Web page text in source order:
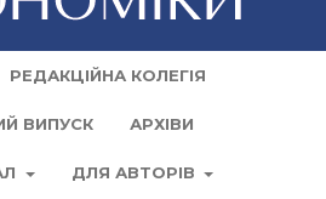
РЕДАКЦІЙНА КОЛЕГІЯ
ВИПУСК АРХІВИ
ДЛЯ АВТОРІВ